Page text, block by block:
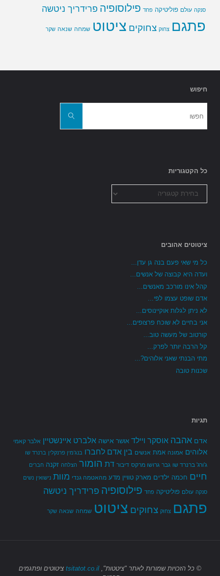
סנקה עולם פוליטיקה פחד פילוסופיה פרידריך ניטשה
פתגם צחוק צחוקים ציטוט שמחה שנאה שקר
חיפוש
חפשו
כל הקטגוריות
הקטגוריות
ציטוטים אהובים
כל מי שאי פעם בנה גן עדן...
ועדה היא קבוצה של אנשים...
קהל אינו מורכב מאנשים...
אדם שופט עצמו לפי...
לא ניתן לגלות אוקיינוסים...
אני בחיים לא שוכח פרצופים...
קורטוב של מעשה טוב...
קל הרבה יותר לפרק...
מתי הבנתי שאני אלוהים?...
שכנות טובה
תגיות
אדם אהבה אוסקר ויילד אושר אישה אלברט איינשטיין אלבר קאמי
אלוהים אמונה אמת אנשים בין אדם לחברו בנג'מין פרנקלין ברנרד שו
ג'ורג' ברנרד שו גבר גרושו מרקס דיבור דת הומור הצלחה זקנה חברים
חיים חכמה ילדים מארק טוויין מדע מהאטמה גנדי מוות נישואין נשים
סנקה עולם פוליטיקה פחד פילוסופיה פרידריך ניטשה
פתגם צחוק צחוקים ציטוט שמחה שנאה שקר
© כל הזכויות שמורות לאתר "ציטטות", tsitatot.co.il ציטוטים ופתגמים